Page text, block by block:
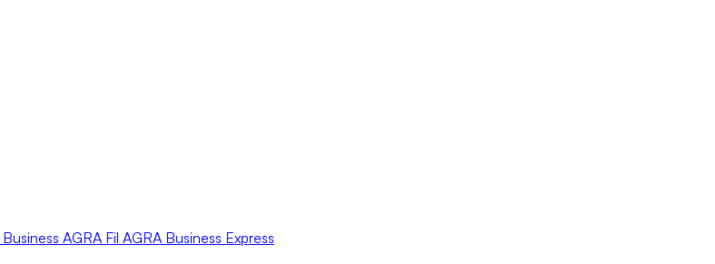
Business AGRA Fil AGRA Business Express